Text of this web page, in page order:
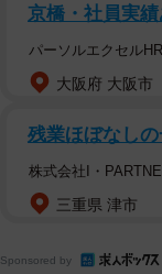
京橋・社員実
パーソルエクセル
大阪府 大阪市
残業ほぼなし
株式会社I・
三重県 津市
Sponsored by